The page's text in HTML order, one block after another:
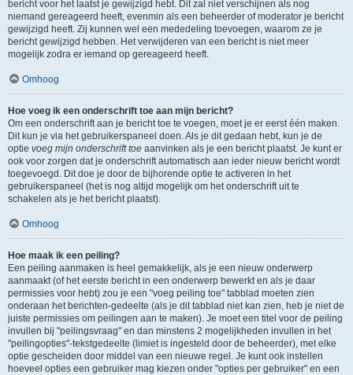
bericht voor het laatst je gewijzigd hebt. Dit zal niet verschijnen als nog
niemand gereageerd heeft, evenmin als een beheerder of moderator je bericht
gewijzigd heeft. Zij kunnen wel een mededeling toevoegen, waarom ze je
bericht gewijzigd hebben. Het verwijderen van een bericht is niet meer
mogelijk zodra er iemand op gereageerd heeft.
Omhoog
Hoe voeg ik een onderschrift toe aan mijn bericht?
Om een onderschrift aan je bericht toe te voegen, moet je er eerst één maken.
Dit kun je via het gebruikerspaneel doen. Als je dit gedaan hebt, kun je de
optie voeg mijn onderschrift toe aanvinken als je een bericht plaatst. Je kunt er
ook voor zorgen dat je onderschrift automatisch aan ieder nieuw bericht wordt
toegevoegd. Dit doe je door de bijhorende optie te activeren in het
gebruikerspaneel (het is nog altijd mogelijk om het onderschrift uit te
schakelen als je het bericht plaatst).
Omhoog
Hoe maak ik een peiling?
Een peiling aanmaken is heel gemakkelijk, als je een nieuw onderwerp
aanmaakt (of het eerste bericht in een onderwerp bewerkt en als je daar
permissies voor hebt) zou je een "voeg peiling toe" tabblad moeten zien
onderaan het berichten-gedeelte (als je dit tabblad niet kan zien, heb je niet de
juiste permissies om peilingen aan te maken). Je moet een titel voor de peiling
invullen bij "peilingsvraag" en dan minstens 2 mogelijkheden invullen in het
"peilingopties"-tekstgedeelte (limiet is ingesteld door de beheerder), met elke
optie gescheiden door middel van een nieuwe regel. Je kunt ook instellen
hoeveel opties een gebruiker mag kiezen onder "opties per gebruiker" en een